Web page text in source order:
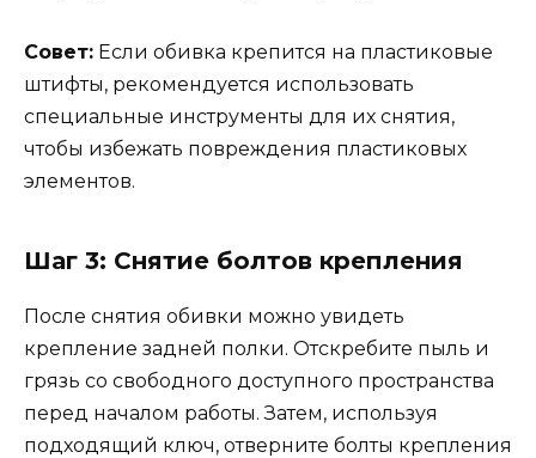
Совет: Если обивка крепится на пластиковые
штифты, рекомендуется использовать
специальные инструменты для их снятия,
чтобы избежать повреждения пластиковых
элементов.
Шаг 3: Снятие болтов крепления
После снятия обивки можно увидеть
крепление задней полки. Отскребите пыль и
грязь со свободного доступного пространства
перед началом работы. Затем, используя
подходящий ключ, отверните болты крепления